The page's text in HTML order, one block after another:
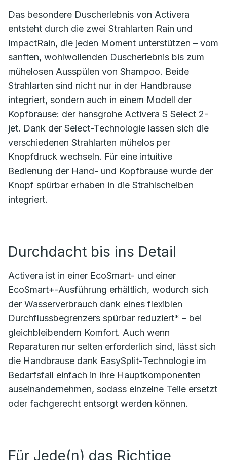
Das besondere Duscherlebnis von Activera
entsteht durch die zwei Strahlarten Rain und
ImpactRain, die jeden Moment unterstützen – vom
sanften, wohlwollenden Duscherlebnis bis zum
mühelosen Ausspülen von Shampoo. Beide
Strahlarten sind nicht nur in der Handbrause
integriert, sondern auch in einem Modell der
Kopfbrause: der hansgrohe Activera S Select 2-
jet. Dank der Select-Technologie lassen sich die
verschiedenen Strahlarten mühelos per
Knopfdruck wechseln. Für eine intuitive
Bedienung der Hand- und Kopfbrause wurde der
Knopf spürbar erhaben in die Strahlscheiben
integriert.
Durchdacht bis ins Detail
Activera ist in einer EcoSmart- und einer
EcoSmart+-Ausführung erhältlich, wodurch sich
der Wasserverbrauch dank eines flexiblen
Durchflussbegrenzers spürbar reduziert* – bei
gleichbleibendem Komfort. Auch wenn
Reparaturen nur selten erforderlich sind, lässt sich
die Handbrause dank EasySplit-Technologie im
Bedarfsfall einfach in ihre Hauptkomponenten
auseinandernehmen, sodass einzelne Teile ersetzt
oder fachgerecht entsorgt werden können.
Für Jede(n) das Richtige